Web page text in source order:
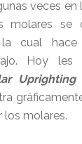
veces
molares se
la cual hace
Hoy les
Uprighting
los molares.